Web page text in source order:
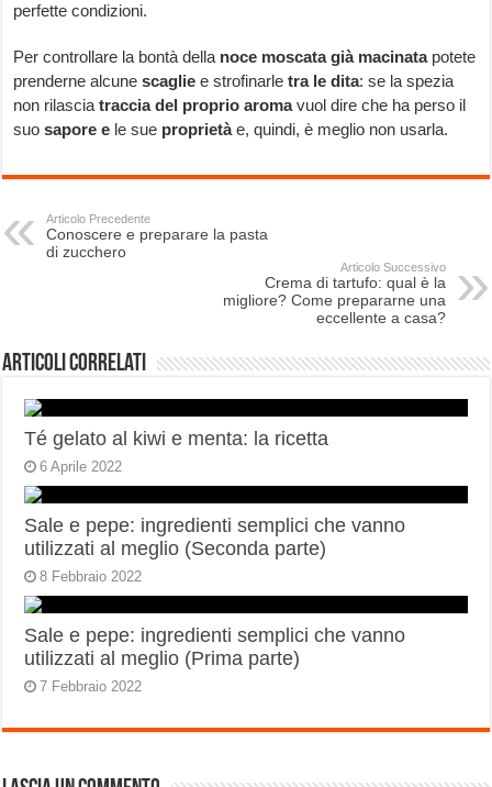
perfette condizioni.
Per controllare la bontà della noce moscata già macinatapotete
prenderne alcunescaglie e strofinarletra le dita: se la spezia
non rilasciatraccia del proprio aromavuol dire che ha perso il
suosapore e le sue proprietàe, quindi, è meglio non usarla.
Articolo Precedente
Conoscere e preparare la pasta
di zucchero
Articolo Successivo
Crema di tartufo: qual è la
migliore? Come prepararne una
eccellente a casa?
Articoli correlati
Té gelato al kiwi e menta: la ricetta
6 Aprile 2022
Sale e pepe: ingredienti semplici che vanno
utilizzati al meglio (Seconda parte)
8 Febbraio 2022
Sale e pepe: ingredienti semplici che vanno
utilizzati al meglio (Prima parte)
7 Febbraio 2022